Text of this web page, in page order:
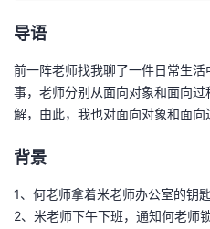
主
页
的
开
发
者
导语
前一阵老师找我聊了一件日常生
事，老师分别从面向对象和面向
解，由此，我也对面向对象和面向
背景
1、何老师拿着米老师办公室的钥匙
2、米老师下午下班，通知何老师锁